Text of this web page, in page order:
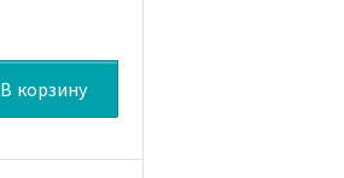
В корзину